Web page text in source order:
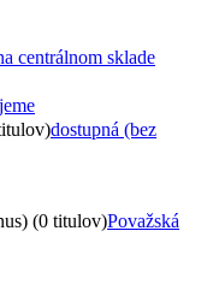
centrálnom sklade
dostupná (bez
(0 titulov)Považská